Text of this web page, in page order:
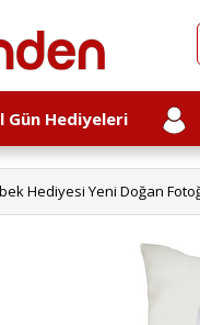
Gün Hediyeleri
Hediyesi Yeni Doğan